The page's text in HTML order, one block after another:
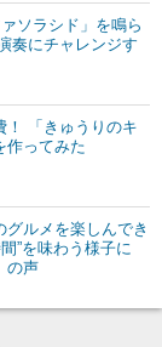
ソラシド」を鳴ら
奏にチャレンジす
！ 「きゅうりのキ
作ってみた
ルメを楽しんでき
”を味わう様子に
の声